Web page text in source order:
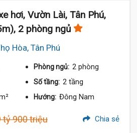
hơi, Vườn Lài, Tân Phú,
2 phòng ngủ
Hòa, Tân Phú
Phòng ngủ: 2 phòng
Số tầng: 2 tầng
Hướng: Đông Nam
tỷ 900 triệu Chia sẻ